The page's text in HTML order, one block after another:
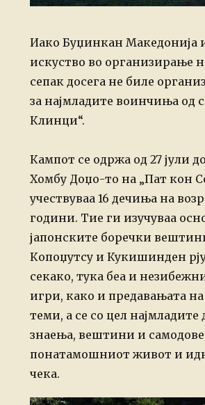
Иако Буџинкан Македонија
искуство во организирање
сепак досега не биле
за најмладите воинчиња од
Клинци“.
Кампот се одржа од 27 јули
Хомбу Доџо-то на „Пат кон
учествуваа 16 дечиња на
години. Тие ги изучуваа
јапонските боречки
Копоџутсу и Кукишинден
секако, тука беа и
игри, како и предавањата
теми, а се со цел најмладите
знаења, вештини и
понатамошниот живот и
чека.